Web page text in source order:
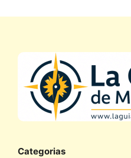
Categorias